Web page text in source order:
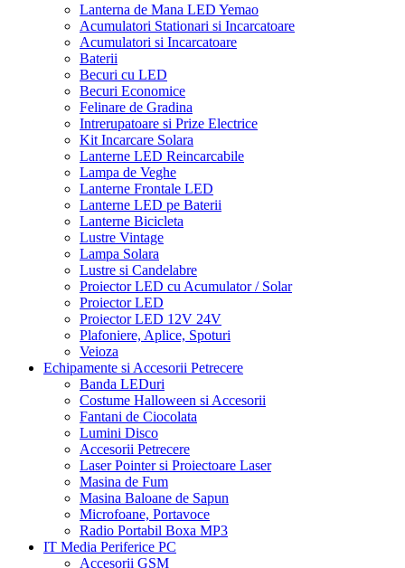
Lanterna de Mana LED Yemao
Acumulatori Stationari si Incarcatoare
Acumulatori si Incarcatoare
Baterii
Becuri cu LED
Becuri Economice
Felinare de Gradina
Intrerupatoare si Prize Electrice
Kit Incarcare Solara
Lanterne LED Reincarcabile
Lampa de Veghe
Lanterne Frontale LED
Lanterne LED pe Baterii
Lanterne Bicicleta
Lustre Vintage
Lampa Solara
Lustre si Candelabre
Proiector LED cu Acumulator / Solar
Proiector LED
Proiector LED 12V 24V
Plafoniere, Aplice, Spoturi
Veioza
Echipamente si Accesorii Petrecere
Banda LEDuri
Costume Halloween si Accesorii
Fantani de Ciocolata
Lumini Disco
Accesorii Petrecere
Laser Pointer si Proiectoare Laser
Masina de Fum
Masina Baloane de Sapun
Microfoane, Portavoce
Radio Portabil Boxa MP3
IT Media Periferice PC
Accesorii GSM